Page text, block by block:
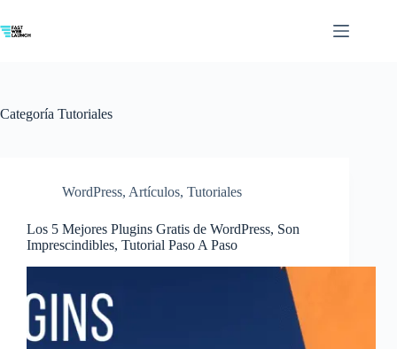
al
contenido
Categoría Tutoriales
WordPress, Artículos, Tutoriales
Los 5 Mejores Plugins Gratis de WordPress, Son
Imprescindibles, Tutorial Paso A Paso